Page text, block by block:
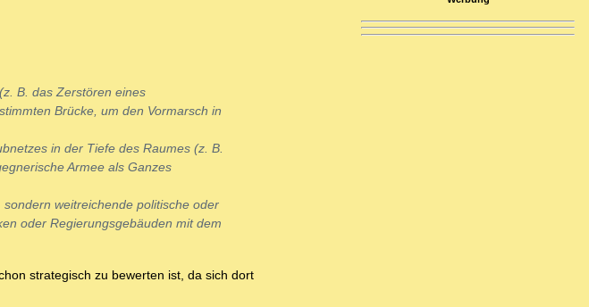
B. das Zerstören eines
Brücke, um den Vormarsch in
in der Tiefe des Raumes (z. B.
Armee als Ganzes
weitreichende politische oder
oder Regierungsgebäuden mit dem
strategisch zu bewerten ist, da sich dort